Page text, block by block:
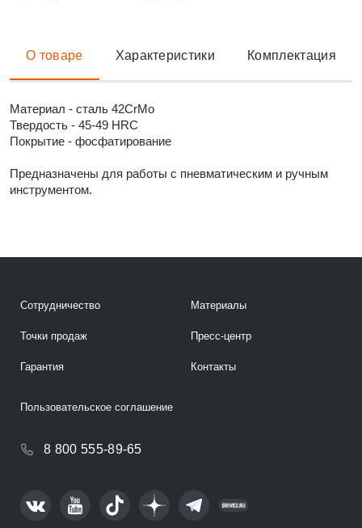
О товаре Характеристики Комплектация
Материал - сталь 42CrMo
Твердость - 45-49 HRC
Покрытие - фосфатирование
Предназначены для работы с пневматическим и ручным
инструментом.
Сотрудничество
Точки продаж
Гарантия
Материалы
Пресс-центр
Контакты
8 800 555-89-65
Пользовательское соглашение